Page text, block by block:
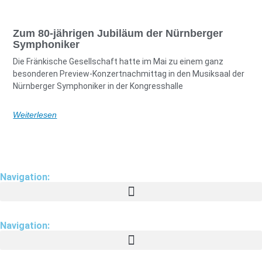
Zum 80-jährigen Jubiläum der Nürnberger
Symphoniker
Die Fränkische Gesellschaft hatte im Mai zu einem ganz
besonderen Preview-Konzertnachmittag in den Musiksaal der
Nürnberger Symphoniker in der Kongresshalle
Weiterlesen
Navigation:
Navigation: